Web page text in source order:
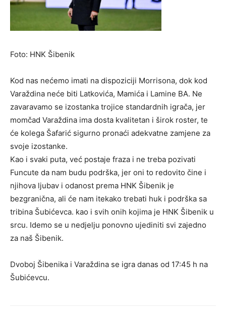
Foto: HNK Šibenik
Kod nas nećemo imati na dispoziciji Morrisona, dok kod
Varaždina neće biti Latkovića, Mamića i Lamine BA. Ne
zavaravamo se izostanka trojice standardnih igrača, jer
momčad Varaždina ima dosta kvalitetan i širok roster, te
će kolega Šafarić sigurno pronaći adekvatne zamjene za
svoje izostanke.
Kao i svaki puta, već postaje fraza i ne treba pozivati
Funcute da nam budu podrška, jer oni to redovito čine i
njihova ljubav i odanost prema HNK Šibenik je
bezgranična, ali će nam itekako trebati huk i podrška sa
tribina Šubićevca. kao i svih onih kojima je HNK Šibenik u
srcu. Idemo se u nedjelju ponovno ujediniti svi zajedno
za naš Šibenik.
Dvoboj Šibenika i Varaždina se igra danas od 17:45 h na
Šubićevcu.